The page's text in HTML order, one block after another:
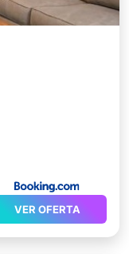
VER OFERTA